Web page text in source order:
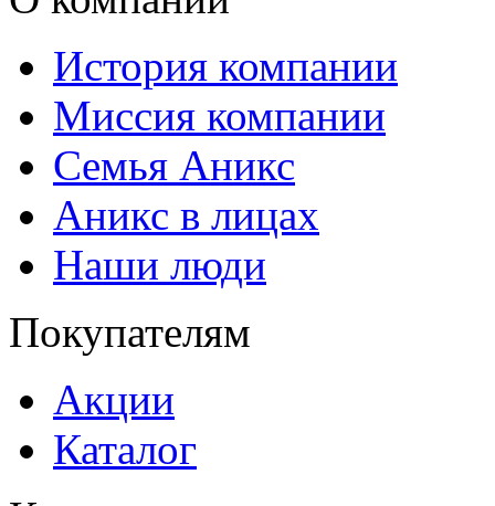
История компании
Миссия компании
Семья Аникс
Аникс в лицах
Наши люди
Покупателям
Акции
Каталог